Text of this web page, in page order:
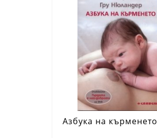
Азбука на кърменето